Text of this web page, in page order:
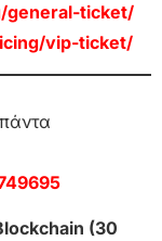
general-ticket/
vip-ticket/
(30